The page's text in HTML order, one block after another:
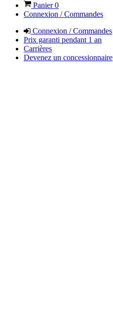
Panier0
Connexion / Commandes
Connexion / Commandes
Prix garanti pendant 1 an
Carrières
Devenez un concessionnaire